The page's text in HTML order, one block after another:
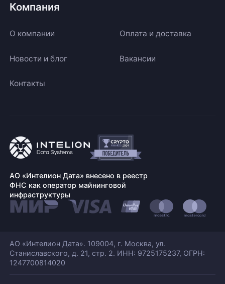
Компания
О компании Оплата и доставка
Новости и блог Вакансии
Контакты
АО «Интелион Дата» внесено в реестр
ФНС как оператор майнинговой
инфраструктуры
АО «Интелион Дата». 109004, г. Москва, ул.
Станиславского, д. 21, стр. 2. ИНН: 9725175237, ОГРН:
1247700814020